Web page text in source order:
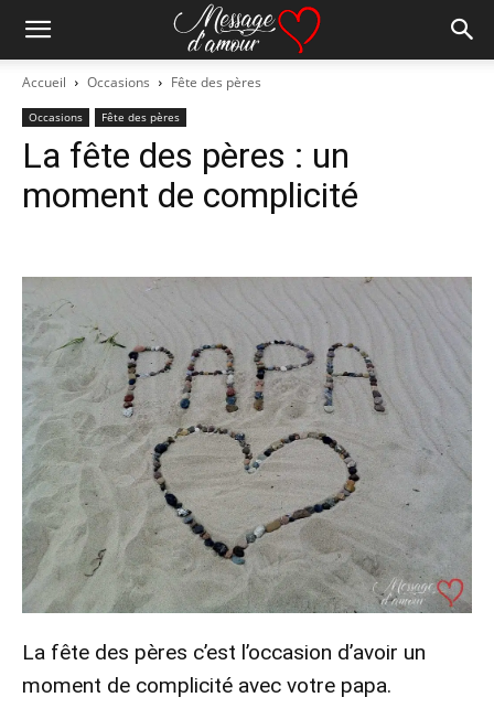
Accueil Occasions Fête des pères
Occasions Fête des pères
La fête des pères : un
moment de complicité
La fête des pères c’est l’occasion d’avoir un
moment de complicité avec votre papa.